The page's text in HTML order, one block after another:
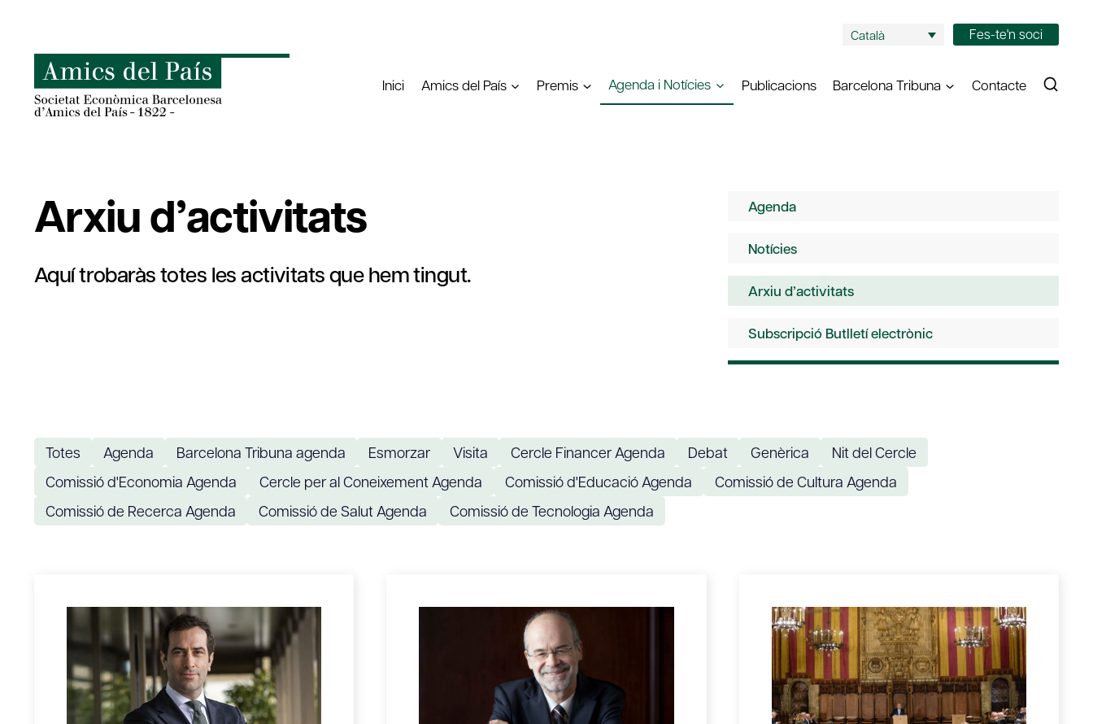
content
Català Fes-te'n soci
Inici Amics del País Premis Agenda i Notícies Publicacions Barcelona Tribuna Contacte
Arxiu d’activitats
Aquí trobaràs totes les activitats que hem tingut.
Agenda
Notícies
Arxiu d’activitats
Subscripció Butlletí electrònic
Totes Agenda Barcelona Tribuna agenda Esmorzar Visita Cercle Financer Agenda Debat Genèrica
Nit del Cercle
Comissió d'Economia Agenda
Cercle per al Coneixement Agenda Comissió d'Educació Agenda
Comissió de Cultura Agenda
Comissió de Recerca Agenda
Comissió de Salut Agenda Comissió de Tecnologia Agenda